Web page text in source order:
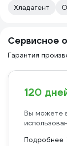
Хладагент
Сервисное
Гарантия
120
Вы можете
использован
Подробнее